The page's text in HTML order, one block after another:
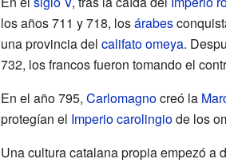
los años 711 y 718, losárabes
una provincia del califato omeya.
732, los francos fueron tomando el
En el año 795, Carlomagnocreó la
protegían el Imperio carolingiode los
Una cultura catalana propia empezó a